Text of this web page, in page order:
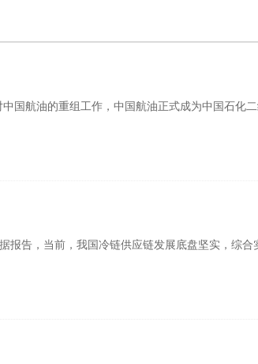
航油的重组工作，中国航油正式成为中国石化
告，当前，我国冷链供应链发展底盘坚实，综合